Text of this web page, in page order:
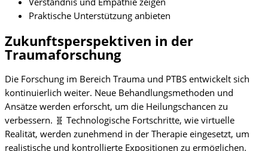
Praktische Unterstützung anbieten
Zukunftsperspektiven in der
Traumaforschung
Die Forschung im Bereich Trauma und PTBS entwickelt sich
kontinuierlich weiter. Neue Behandlungsmethoden und
Ansätze werden erforscht, um die Heilungschancen zu
verbessern. 🧬 Technologische Fortschritte, wie virtuelle
Realität, werden zunehmend in der Therapie eingesetzt, um
realistische und kontrollierte Expositionen zu ermöglichen.